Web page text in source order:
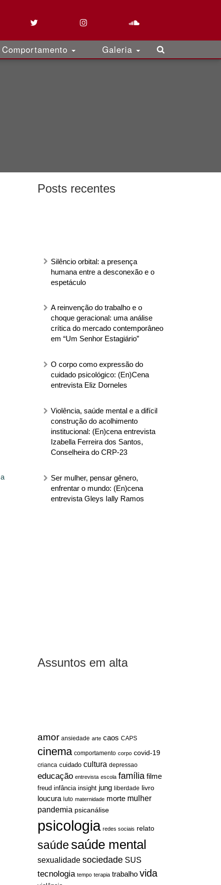
Comportamento Galeria
Posts recentes
Silêncio orbital: a presença
humana entre a desconexão e o
espetáculo
A reinvenção do trabalho e o
choque geracional: uma análise
crítica do mercado contemporâneo
em “Um Senhor Estagiário”
O corpo como expressão do
cuidado psicológico: (En)Cena
entrevista Eliz Dorneles
Violência, saúde mental e a difícil
construção do acolhimento
institucional: (En)cena entrevista
Izabella Ferreira dos Santos,
Conselheira do CRP-23
Ser mulher, pensar gênero,
enfrentar o mundo: (En)cena
entrevista Gleys Ially Ramos
Assuntos em alta
amor ansiedade arte caos CAPS
cinema comportamento corpo covid-19
crianca cuidado cultura depressao
educação entrevista escola família filme
freud infância insight jung liberdade livro
loucura luto maternidade morte mulher
pandemia psicanálise
psicologia redes sociais relato
saúdesaúde mental
sexualidade sociedade SUS
tecnologia tempo terapia trabalho vida